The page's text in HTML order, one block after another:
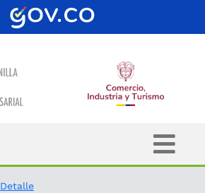
Detalle